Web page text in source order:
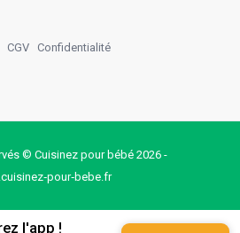
CGV Confidentialité
© Cuisinez pour bébé 2026 -
l'app !